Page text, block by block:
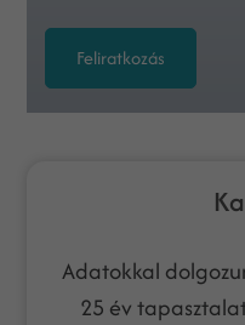
Feliratkozás
Adatokkal
25 év